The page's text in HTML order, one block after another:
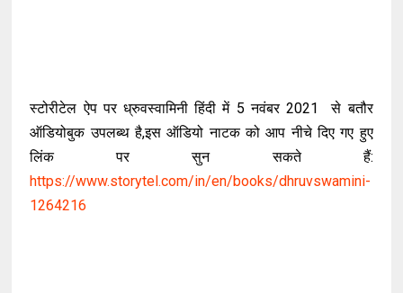
स्टोरीटेल ऐप पर ध्रुवस्वामिनी हिंदी में 5 नवंबर 2021 से बतौर
ऑडियोबुक उपलब्थ है,इस ऑडियो नाटक को आप नीचे दिए गए हुए
लिंक पर सुन सकते हैं:
https://www.storytel.com/in/en/books/dhruvswamini-
1264216